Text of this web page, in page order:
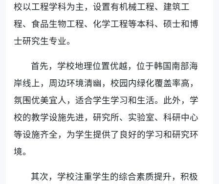
校以工程学科为主，设置有机械工程、建筑工
程、食品生物工程、化学工程等本科、硕士和博
士研究生专业。
首先，学校地理位置优越，位于韩国南部海
岸线上，周边环境清幽，校园内绿化覆盖率高，
氛围优美宜人，适合学生学习和生活。此外，学
校的教学设施先进，研究所、实验室、科研中心
等设施齐全，为学生提供了良好的学习和研究环
境。
其次，学校注重学生的综合素质提升，积极